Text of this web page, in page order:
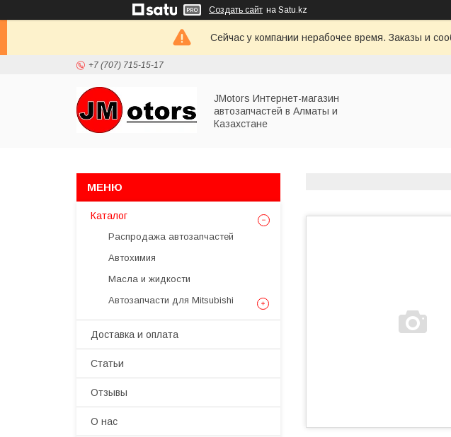
Создать сайт на Satu.kz
Сейчас у компании нерабочее время. Заказы и
+7 (707) 715-15-17
JMotors Интернет-магазин
автозапчастей в Алматы и
Казахстане
Каталог
Распродажа автозапчастей
Автохимия
Масла и жидкости
Автозапчасти для Mitsubishi
Доставка и оплата
Статьи
Отзывы
О нас